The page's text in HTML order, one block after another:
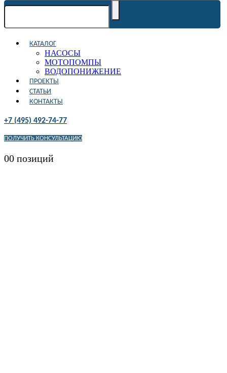
КАТАЛОГ
НАСОСЫ
МОТОПОМПЫ
ВОДОПОНИЖЕНИЕ
ПРОЕКТЫ
СТАТЬИ
КОНТАКТЫ
+7 (495) 492-74-77
ПОЛУЧИТЬ КОНСУЛЬТАЦИЮ
00 позиций